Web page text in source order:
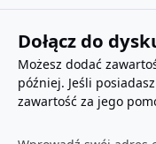
Dołącz do
Możesz dodać
później. Jeśli
zawartość za jego